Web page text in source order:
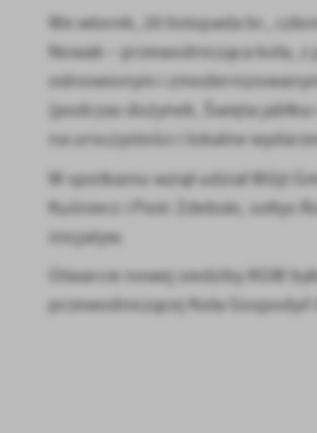
We wtorek, 20 listopada br.,
Nowak – przewodnicząca koła,
odnowionym i
(podczas dożynek, Święta
na uroczystości i lokalne
W spotkaniu wziął udział Wójt
Kuśnierz i Piotr Zdebski, sołtys
inicjatyw.
Otwarcie nowej siedziby KGW
przewodniczącej Koła